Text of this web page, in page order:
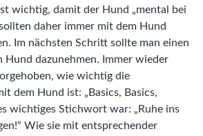
wichtig, damit der Hund „mental bei
daher immer mit dem Hund
Im nächsten Schritt sollte man einen
Hund dazunehmen. Immer wieder
wie wichtig die
dem Hund ist: „Basics, Basics,
wichtiges Stichwort war: „Ruhe ins
Wie sie mit entsprechender